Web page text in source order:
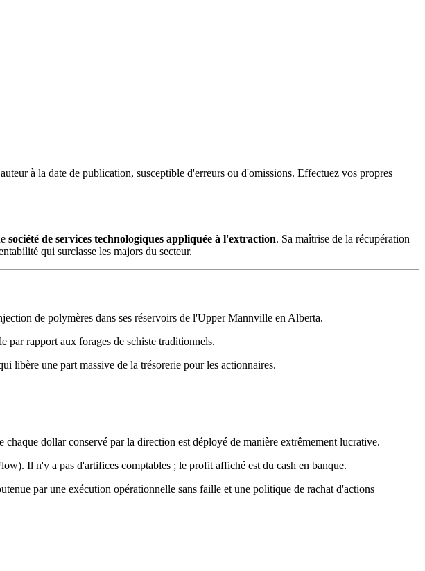
à la date de publication, susceptible d'erreurs ou d'omissions. Effectuez vos propres
société de services technologiques appliquée à l'extraction. Sa maîtrise de la récupération
qui surclasse les majors du secteur.
de polymères dans ses réservoirs de l'Upper Mannville en Alberta.
par rapport aux forages de schiste traditionnels.
libère une part massive de la trésorerie pour les actionnaires.
dollar conservé par la direction est déployé de manière extrêmement lucrative.
Il n'y a pas d'artifices comptables ; le profit affiché est du cash en banque.
par une exécution opérationnelle sans faille et une politique de rachat d'actions